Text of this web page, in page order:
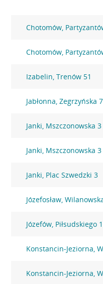
Chotomów,
Chotomów,
Izabelin, Trenów 51
Jabłonna, Zegrzyńska 7
Janki, Mszczonowska 3
Janki, Mszczonowska 3
Janki, Plac Szwedzki 3
Józefosław,
Józefów, Piłsudskiego
Konstancin-Jeziorna,
Konstancin-Jeziorna,